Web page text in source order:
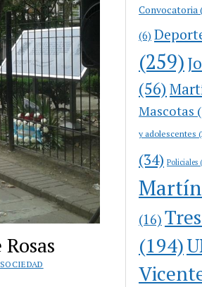
SOCIEDAD
Convocatoria
(6)
(259)
(56)
Mascotas
y adolescentes
(34) Policiales
Martín
(16)
(194)